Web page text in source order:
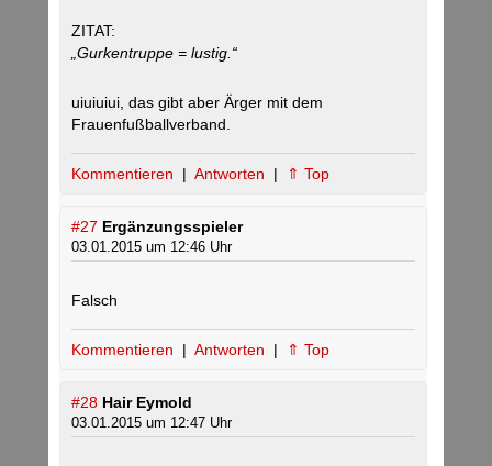
ZITAT:
„Gurkentruppe = lustig.“
uiuiuiui, das gibt aber Ärger mit dem
Frauenfußballverband.
Kommentieren | Antworten | ⇑ Top
#27 Ergänzungsspieler
03.01.2015 um 12:46 Uhr
Falsch
Kommentieren | Antworten | ⇑ Top
#28 Hair Eymold
03.01.2015 um 12:47 Uhr